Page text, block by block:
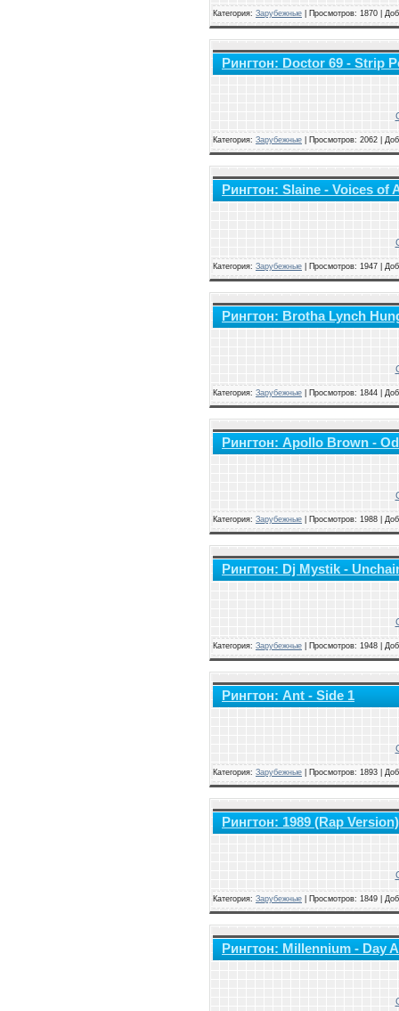
Категория: Зарубежные Просмотров: 1870 |
Рингтон: Doctor 69 - Strip
Категория: Зарубежные Просмотров: 2062 |
Рингтон: Slaine - Voices of
Категория: Зарубежные Просмотров: 1947 |
Рингтон: Brotha Lynch
Категория: Зарубежные Просмотров: 1844 |
Рингтон: Apollo Brown -
Категория: Зарубежные Просмотров: 1988 |
Рингтон: Dj Mystik -
Категория: Зарубежные Просмотров: 1948 |
Рингтон: Ant - Side 1
Категория: Зарубежные Просмотров: 1893 |
Рингтон: 1989 (Rap Version)
Категория: Зарубежные Просмотров: 1849 |
Рингтон: Millennium - Day